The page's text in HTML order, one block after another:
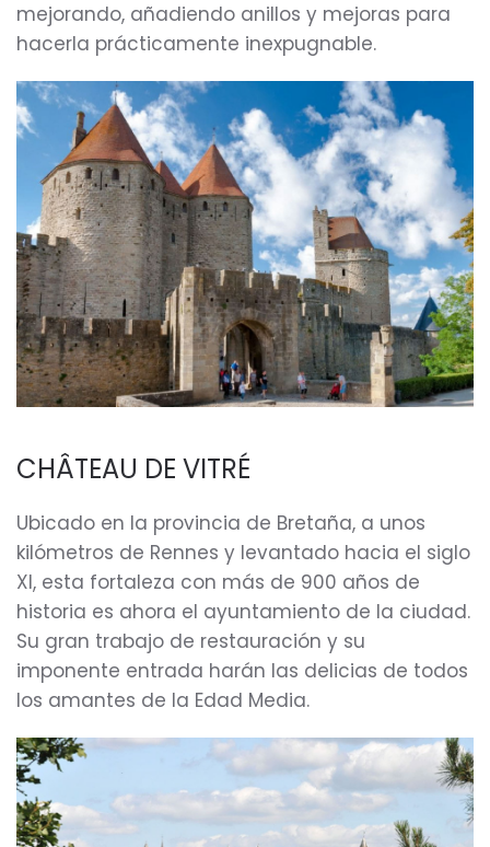
mejorando, añadiendo anillos y mejoras para
hacerla prácticamente inexpugnable.
CHÂTEAU DE VITRÉ
Ubicado en la provincia de Bretaña, a unos
kilómetros de Rennes y levantado hacia el siglo
XI, esta fortaleza con más de 900 años de
historia es ahora el ayuntamiento de la ciudad.
Su gran trabajo de restauración y su
imponente entrada harán las delicias de todos
los amantes de la Edad Media.